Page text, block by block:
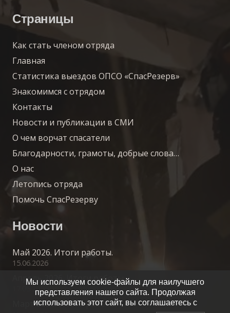
Страницы
Как стать членом отряда
Главная
Статистика выездов ОПСО «СпасРезерв»
Знакомимся с отрядом
Контакты
Новости и публикации в СМИ
О чем ворчат спасатели
Благодарности, грамоты, добрые слова…
О нас
Летопись отряда
Помочь СпасРезерву
Новости
Май 2026. Итоги работы.
15.06.2026
Апрель 2026. Итоги работы.
17.05.2026
Март 2026. Итоги работы.
Мы используем cookie-файлы для наилучшего
представления нашего сайта. Продолжая
использовать этот сайт, вы соглашаетесь с